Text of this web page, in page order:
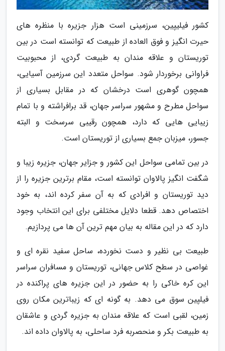
کشور فیلیپین، سرزمینی است هزار جزیره با منظره های
حیرت انگیز و فوق العاده از طبیعت که توانسته است در بین
توریستان و علاقه مندان به طبیعت گردی، از محبوبیت
فراوانی برخوردار شود. سواحل متعدد این سرزمین آسیایی،
همچون گوهری است درخشان که در مقابل بسیاری از
سواحل مطرح و مشهور سراسر جهان، قد برافراشته و با تمام
زیبایی هایی که دارد، همچون رقیبی سرسخت و البته
جسور، میزبان جمع بسیاری از توریستان است.
در بین تمامی سواحل این کشور و جزایر جهان، جزیره زیبا و
شگفت انگیز پالاوان توانسته است، مقام برترین جزیره را از
دید توریستان و افرادی که به آن سفر کرده اند، به خود
اختصاص دهد. قطعا دلایل مختلفی برای این انتخاب وجود
دارد که در این مقاله به بیان مهم ترین آن ها می پردازیم.
طبیعت بی نظیر و دست نخورده، ساحل سفید نقره ای و
غواصی در سطح کلاس جهانی، توریستان و مسافران سراسر
این کره خاکی را به حضور در این جزیره های پراکنده در
فیلپین سوق می دهد. به گونه ای که زیباترین مکان روی
زمین، لقبی است که علاقه مندان به جزیره گردی و عاشقان
به طبیعت بکر و منحصربه فرد ساحلی، به پالاوان داده اند.